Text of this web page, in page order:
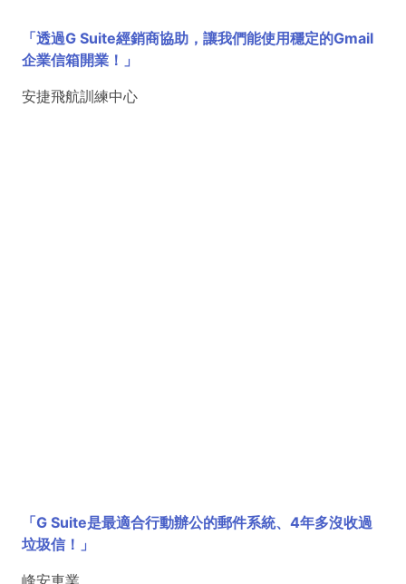
「透過G Suite經銷商協助，讓我們能使用穩定的Gmail
企業信箱開業！」
安捷飛航訓練中心
「G Suite是最適合行動辦公的郵件系統、4年多沒收過
垃圾信！」
峰安車業